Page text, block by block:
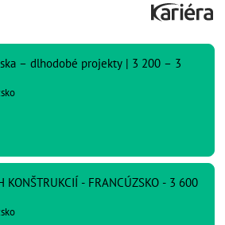
– dlhodobé projekty | 3 200 – 3
KONŠTRUKCIÍ - FRANCÚZSKO - 3 600